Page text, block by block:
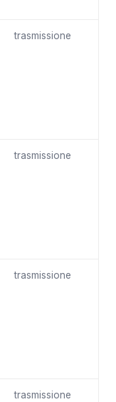
trasmissione
trasmissione
trasmissione
trasmissione